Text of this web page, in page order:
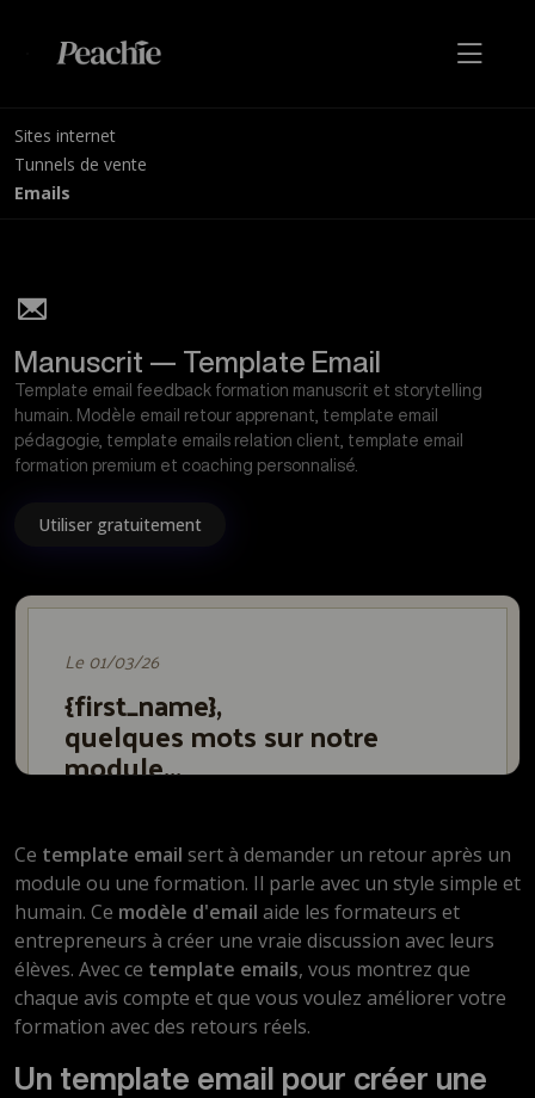
Sites internet
Tunnels de vente
Emails
Manuscrit — Template Email
Template email feedback formation manuscrit et storytelling
humain. Modèle email retour apprenant, template email
pédagogie, template emails relation client, template email
formation premium et coaching personnalisé.
Utiliser gratuitement
Ce template email sert à demander un retour après un
module ou une formation. Il parle avec un style simple et
humain. Ce modèle d'email aide les formateurs et
entrepreneurs à créer une vraie discussion avec leurs
élèves. Avec ce template emails, vous montrez que
chaque avis compte et que vous voulez améliorer votre
formation avec des retours réels.
Un template email pour créer une